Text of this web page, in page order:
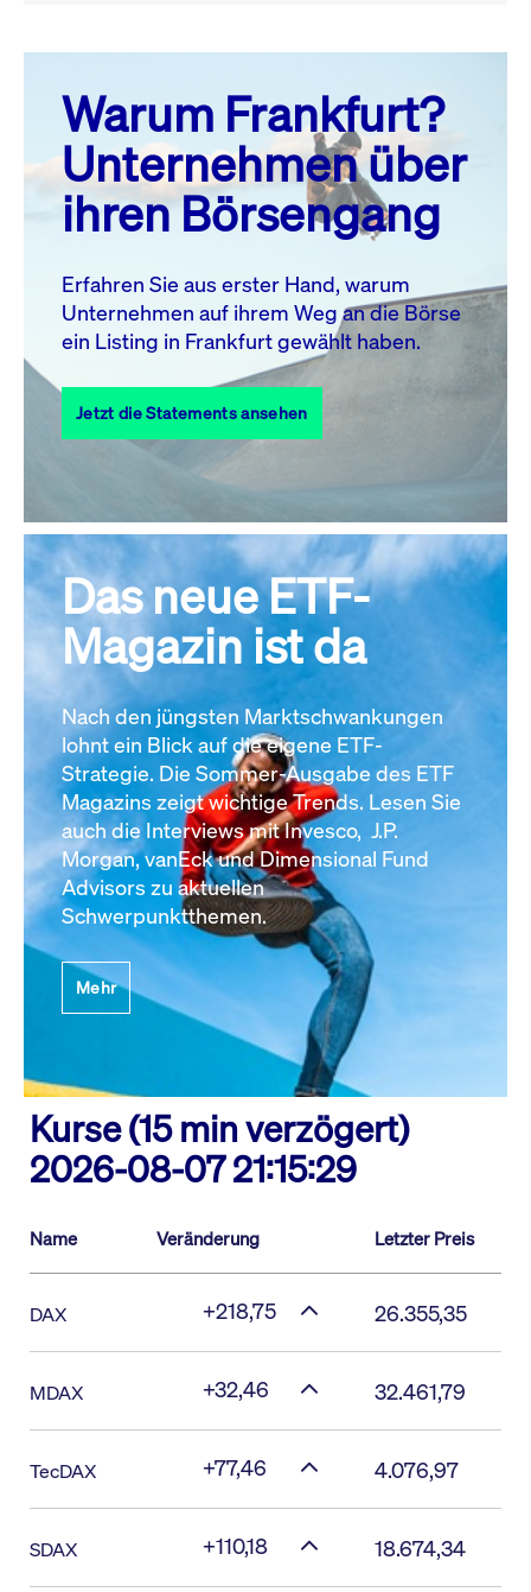
August 26
MO. DI. MI. DO. FR. SA. SO.
1
2
3
4 5 6 7 8
10 11 13 14
17
18 19 20 21 22
23
27 28
31
Alle Events
Warum Frankfurt?
Unternehmen über
ihren Börsengang
Erfahren Sie aus erster Hand, warum
Unternehmen auf ihrem Weg an die Börse
ein Listing in Frankfurt gewählt haben.
Jetzt die Statements ansehen
Das neue ETF-
Magazin ist da
Nach den jüngsten Marktschwankungen
lohnt ein Blick auf die eigene ETF-
Strategie. Die Sommer-Ausgabe des ETF
Magazins zeigt wichtige Trends. Lesen Sie
auch die Interviews mit Invesco, J.P.
Morgan, vanEck und Dimensional Fund
Advisors zu aktuellen
Schwerpunktthemen.
Mehr
Kurse (15 min verzögert)
2026-08-07 21:15:29
Name Veränderung Letzter Preis
DAX +218,75 26.355,35
MDAX +32,46 32.461,79
TecDAX +77,46 4.076,97
SDAX +110,18 18.674,34